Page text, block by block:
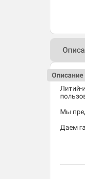
Описание
Литий-
Мы
Даем